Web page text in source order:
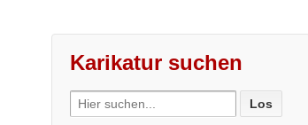
Karikatur suchen
Search
for: